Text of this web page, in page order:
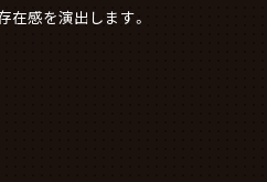
在感を演出します。